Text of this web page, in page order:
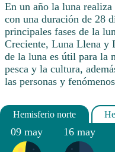
En un año la luna
con una duración de 28
principales fases de la
Creciente, Luna Llena y
de la luna es útil para la
pesca y la cultura,
las personas y
09 may 16 may